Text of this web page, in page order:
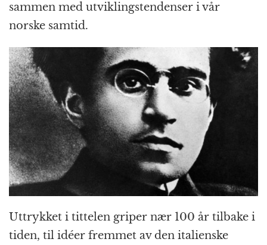
sammen med utviklingstendenser i vår
norske samtid.
Uttrykket i tittelen griper nær 100 år tilbake i
tiden, til idéer fremmet av den italienske